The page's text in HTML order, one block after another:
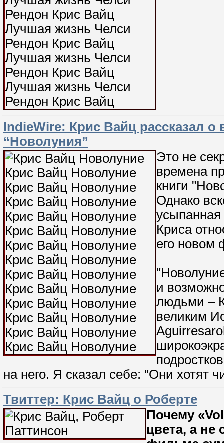
IndieWire: Крис Вайц рассказал
“Новолуния”
Это не
времена
книги
Однако
усыпанная
Криса
его новом
и
людьми –
великим
на него. Я сказал себе: "Они хотят
Твиттер: Крис Вайц о Роберте
Почему
цвета, а не